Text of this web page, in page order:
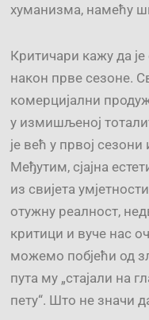
хуманизма, намећу
Критичари кажу да
након прве сезоне.
комерцијални
у измишљеној
је већ у првој
Мeђутим, сјајна
из свијета
отужну реалност,
критици и вуче нас
можемо побјећи од
пута му „стајали на
пету“. Што не значи